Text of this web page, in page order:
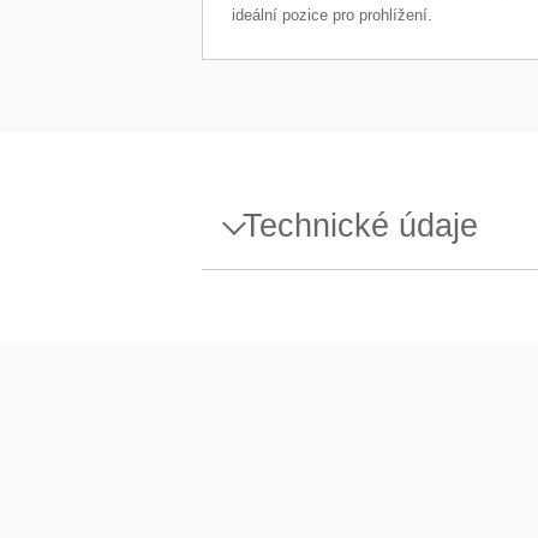
ideální pozice pro prohlížení.
Technické údaje